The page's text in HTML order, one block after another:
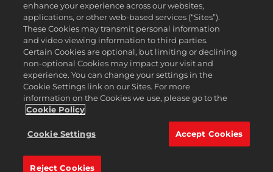
隱私權政策
Cookie政策
支援
不可出售或分享我的個人資訊
Order Lookup & Refunds
2K Ad Partners
©2016-2026 Take-Two Interactive Software Inc. 2K, Firaxis Games,
Civilization, and their respective logos are trademarks of Take-Two
Interactive Software, Inc. All rights reserved.
此處提及的所有商標皆為其各別擁有者之資產。
enhance your experience across our websites,
applications, or other web-based services (“Sites”).
These Cookies may transmit personal information
and video viewing information to third parties.
Certain Cookies are optional, but limiting or declining
non-optional Cookies may impact your visit and
experience. You can change your settings in the
Cookie Settings link on our Sites. For more
information on the Cookies we use, please go to the
Cookie Policy
Cookie Settings Accept Cookies
Reject Cookies